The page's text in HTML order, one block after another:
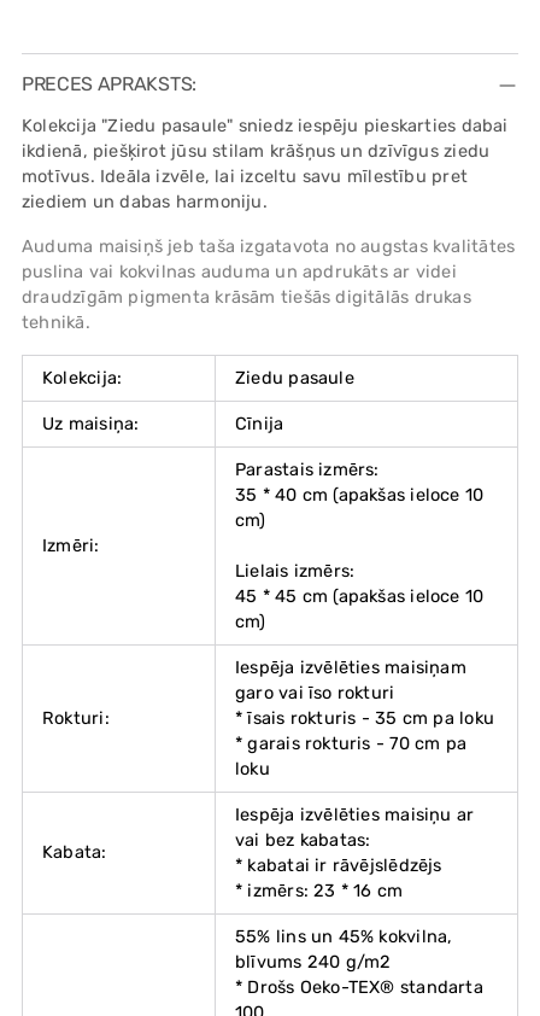
Adding
product
your
cart
PRECES APRAKSTS:
Kolekcija "Ziedu pasaule" sniedz iespēju pieskarties dabai
ikdienā, piešķirot jūsu stilam krāšņus un dzīvīgus ziedu
motīvus. Ideāla izvēle, lai izceltu savu mīlestību pret
ziediem un dabas harmoniju.
Auduma maisiņš jeb taša izgatavota no augstas kvalitātes
puslina vai kokvilnas auduma un apdrukāts ar videi
draudzīgām pigmenta krāsām tiešās digitālās drukas
tehnikā.
Kolekcija: Ziedu pasaule
Uz maisiņa: Cīnija
Izmēri:
Parastais izmērs:
35 * 40 cm (apakšas ieloce 10
cm)
Lielais izmērs:
45 * 45 cm (apakšas ieloce 10
cm)
Rokturi:
Iespēja izvēlēties maisiņam
garo vai īso rokturi
* īsais rokturis - 35 cm pa loku
* garais rokturis - 70 cm pa
loku
Kabata:
Iespēja izvēlēties maisiņu ar
vai bez kabatas:
* kabatai ir rāvējslēdzējs
* izmērs: 23 * 16 cm
55% lins un 45% kokvilna,
blīvums 240 g/m2
* Drošs Oeko-TEX® standarta